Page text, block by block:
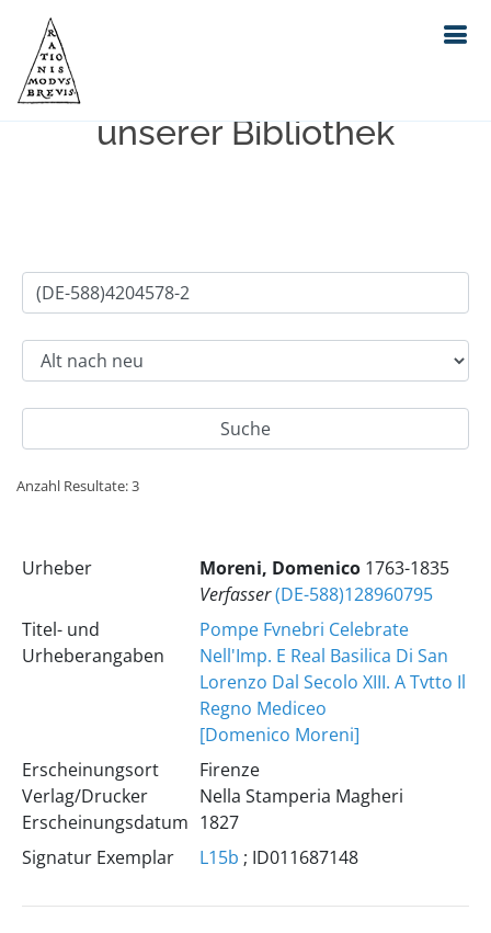
Einfache Suche im Bestand
unserer Bibliothek
Anzahl Resultate: 3
Urheber Moreni, Domenico 1763-1835
Verfasser(DE-588)128960795
Titel- und
Urheberangaben
Pompe Fvnebri Celebrate
Nell'Imp. E Real Basilica Di San
Lorenzo Dal Secolo XIII. A Tvtto Il
Regno Mediceo
[Domenico Moreni]
Erscheinungsort
Verlag/Drucker
Erscheinungsdatum
Firenze
Nella Stamperia Magheri
1827
Signatur Exemplar
L15b ; ID011687148